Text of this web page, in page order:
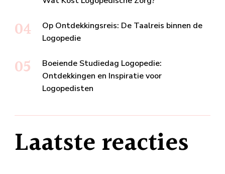
Op Ontdekkingsreis: De Taalreis binnen de
Logopedie
Boeiende Studiedag Logopedie:
Ontdekkingen en Inspiratie voor
Logopedisten
Laatste reacties